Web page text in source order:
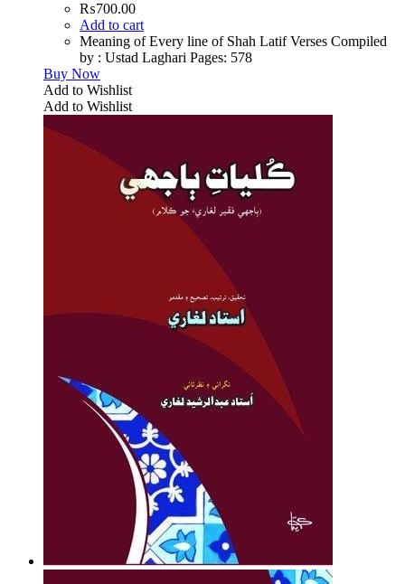
₨700.00
Add to cart
Meaning of Every line of Shah Latif Verses Compiled
by : Ustad Laghari Pages: 578
Buy Now
Add to Wishlist
Add to Wishlist